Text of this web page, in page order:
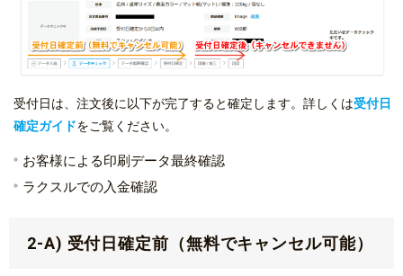
受付日は、注文後に以下が完了すると確定します。詳しくは受付日
確定ガイドをご覧ください。
お客様による印刷データ最終確認
ラクスルでの入金確認
2-A) 受付日確定前（無料でキャンセル可能）